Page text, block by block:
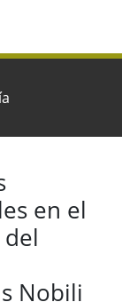
en el
Nobili